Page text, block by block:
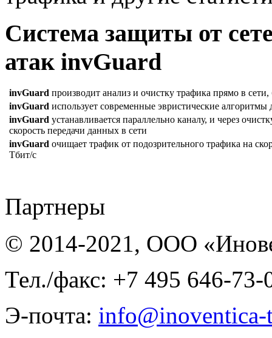
Система защиты от
атак invGuard
invGuard производит анализ и очистку трафика прямо в сети,
invGuard использует современные эвристические
invGuard устанавливается параллельно каналу, и через
скорость передачи данных в сети
invGuard очищает трафик от подозрительного трафика на
Тбит/с
Партнеры
© 2014-2021, ООО
Тел./факс: +7 495 646-73-
Э-почта: info@inoventica-